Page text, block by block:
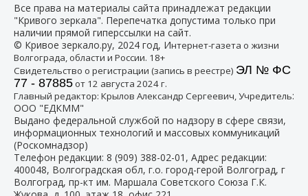
Все права на материалы сайта принадлежат редакции
"Кривого зеркала". Перепечатка допустима только при
наличии прямой гиперссылки на сайт.
© Кривое зеркало.ру, 2024 год, Интернет-газета о жизни
Волгограда, области и России. 18+
Свидетельство о регистрации (запись в реестре) ЭЛ № ФС
77 - 87885от 12 августа 2024 г.
Главный редактор: Крылов Александр Сергеевич, Учредитель:
ООО "ЕДКММ"
Выдано федеральной службой по надзору в сфере связи,
информационных технологий и массовых коммуникаций
(Роскомнадзор)
Телефон редакции: 8 (909) 388-02-01 , Адрес редакции:
400048, Волгоградская обл, г.о. город-герой Волгоград, г
Волгоград, пр-кт им. Маршала Советского Союза Г.К.